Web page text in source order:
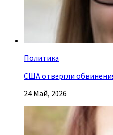
Политика
США отвергли
24 Май, 2026